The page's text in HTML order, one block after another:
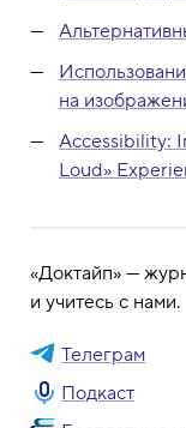
на
Accessibility:
Loud»
«Доктайп» —
и учитесь с нами.
Телеграм
Подкаст